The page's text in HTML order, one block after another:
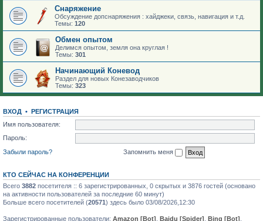
Снаряжение
Обсуждение допснаряжения : хайджеки, связь, навигация и т.д.
Темы: 120
Обмен опытом
Делимся опытом, земля она круглая !
Темы: 301
Начинающий Коневод
Раздел для новых Конезаводчиков
Темы: 323
ВХОД • РЕГИСТРАЦИЯ
Имя пользователя:
Пароль:
Забыли пароль?
Запомнить меня
КТО СЕЙЧАС НА КОНФЕРЕНЦИИ
Всего 3882 посетителя :: 6 зарегистрированных, 0 скрытых и 3876 гостей (основано
на активности пользователей за последние 60 минут)
Больше всего посетителей (20571) здесь было 03/08/2026,12:30
Зарегистрированные пользователи: Amazon [Bot] Baidu [Spider] Bing [Bot]